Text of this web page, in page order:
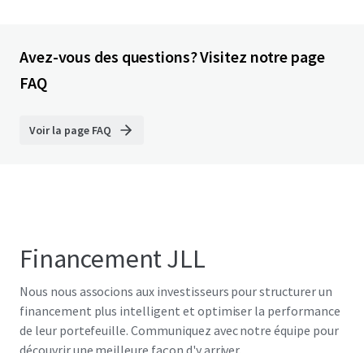
Avez-vous des questions? Visitez notre page
FAQ
Voir la page FAQ
Financement JLL
Nous nous associons aux investisseurs pour structurer un
financement plus intelligent et optimiser la performance
de leur portefeuille. Communiquez avec notre équipe pour
découvrir une meilleure façon d'y arriver.